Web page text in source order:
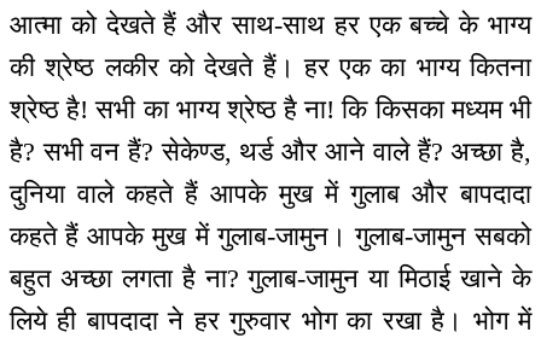
आत्मा को देखते हैं और साथ-साथ हर एक बच्चे के भाग्य
की श्रेष्ठ लकीर को देखते हैं। हर एक का भाग्य कितना
श्रेष्ठ है! सभी का भाग्य श्रेष्ठ है ना! कि किसका मध्यम भी
है? सभी वन हैं? सेकेण्ड, थर्ड और आने वाले हैं? अच्छा है,
दुनिया वाले कहते हैं आपके मुख में गुलाब और बापदादा
कहते हैं आपके मुख में गुलाब-जामुन। गुलाब-जामुन सबको
बहुत अच्छा लगता है ना? गुलाब-जामुन या मिठाई खाने के
लिये ही बापदादा ने हर गुरुवार भोग का रखा है। भोग में